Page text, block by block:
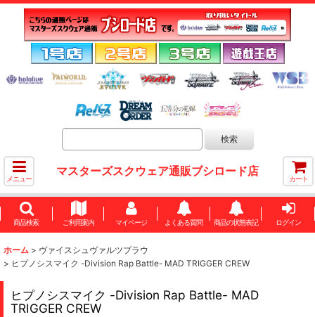
メニュー
マスターズスクウェア通販ブシロード店
カート
商品検索 ご利用案内 マイページ よくある質問 商品の状態表記 ログイン
ホーム > ヴァイスシュヴァルツブラウ
> ヒプノシスマイク -Division Rap Battle- MAD TRIGGER CREW
ヒプノシスマイク -Division Rap Battle- MAD
TRIGGER CREW